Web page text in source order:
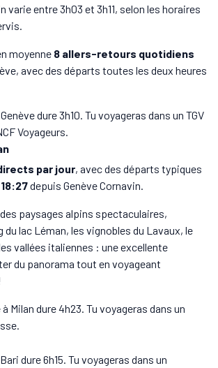
varie entre 3h03 et 3h11, selon les horaires
moyenne 8 allers-retours quotidiens
avec des départs toutes les deux heures
dure 3h10. Tu voyageras dans un TGV
Voyageurs.
par jour, avec des départs typiques
18:27depuis Genève Cornavin.
paysages alpins spectaculaires,
lac Léman, les vignobles du Lavaux, le
vallées italiennes : une excellente
du panorama tout en voyageant
Milan dure 4h23. Tu voyageras dans un
dure 6h15. Tu voyageras dans un